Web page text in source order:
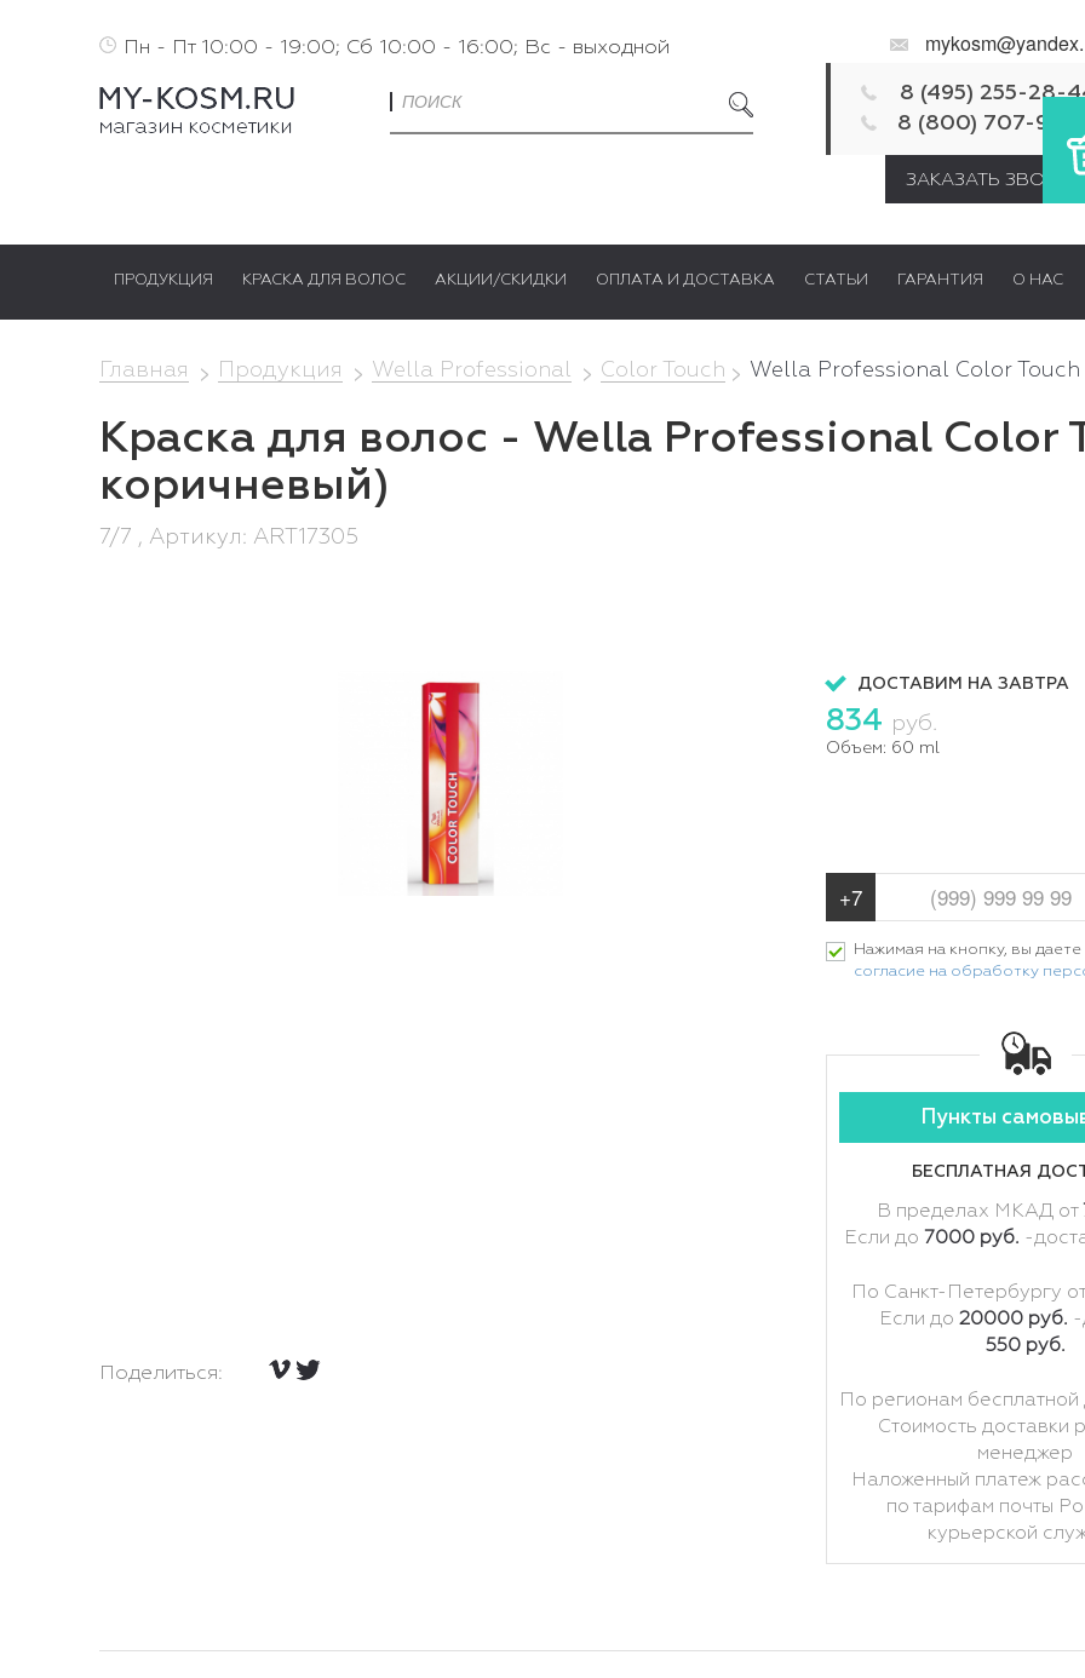
Пн - Пт 10:00 - 19:00; Сб 10:00 - 16:00; Вс - выходной
8 (495) 255-28-
8 (800) 707-92-
ЗАКАЗАТЬ ЗВОНОК
ПРОДУКЦИЯ КРАСКА ДЛЯ ВОЛОС АКЦИИ/СКИДКИ ОПЛАТА И ДОСТАВКА СТАТЬИ ГАРАНТИЯ О НАС
Главная Продукция Wella Professional Color Touch Wella Professional Color
Краска для волос - Wella Professional
коричневый)
7/7 , Артикул: ART17305
Поделиться:
ДОСТАВИМ НА ЗАВТРА
834 руб.
Объем: 60 ml
Нажимая на кнопку, вы даете
согласие на обработку
Пункты
БЕСПЛАТНАЯ
В пределах МКАД от
Если до 7000 руб. -
По Санкт-Петербургу
Если до20000 руб. -
550 руб.
По регионам бесплатной
Стоимость доставки
менеджер
Наложенный платеж
по тарифам почты
курьерской